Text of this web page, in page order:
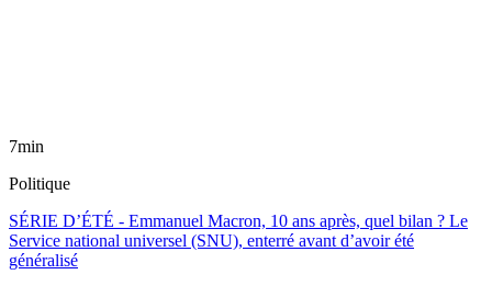
7min
Politique
SÉRIE D’ÉTÉ - Emmanuel Macron, 10 ans après, quel bilan ? Le
Service national universel (SNU), enterré avant d’avoir été
généralisé